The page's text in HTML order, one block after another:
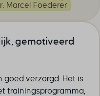
Marcel Foederer
gemotiveerd
goed verzorgd. Het is
trainingsprogramma,